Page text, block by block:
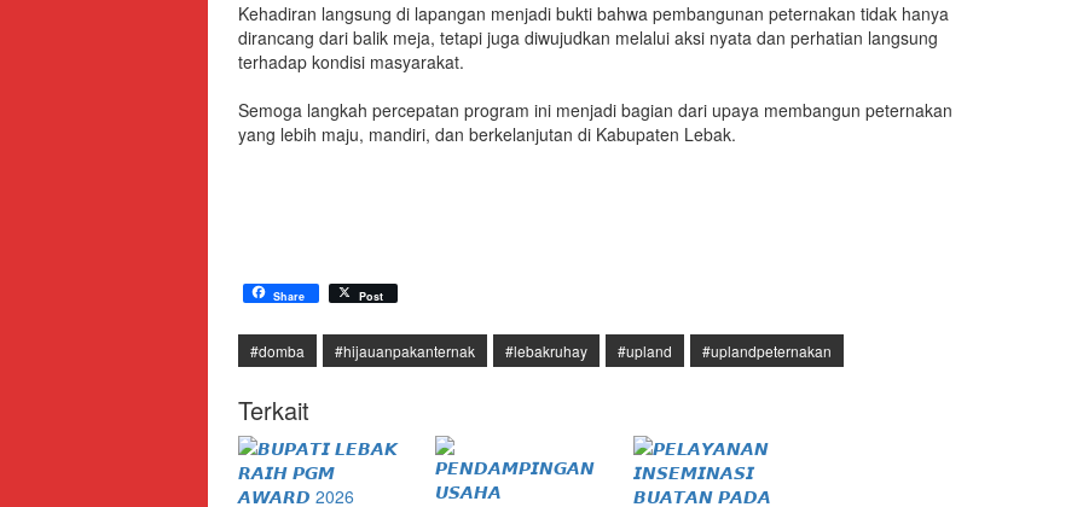
Kehadiran langsung di lapangan menjadi bukti bahwa pembangunan peternakan tidak hanya
dirancang dari balik meja, tetapi juga diwujudkan melalui aksi nyata dan perhatian langsung
terhadap kondisi masyarakat.
Semoga langkah percepatan program ini menjadi bagian dari upaya membangun peternakan
yang lebih maju, mandiri, dan berkelanjutan di Kabupaten Lebak.
Share Post
#domba #hijauanpakanternak #lebakruhay #upland #uplandpeternakan
Terkait